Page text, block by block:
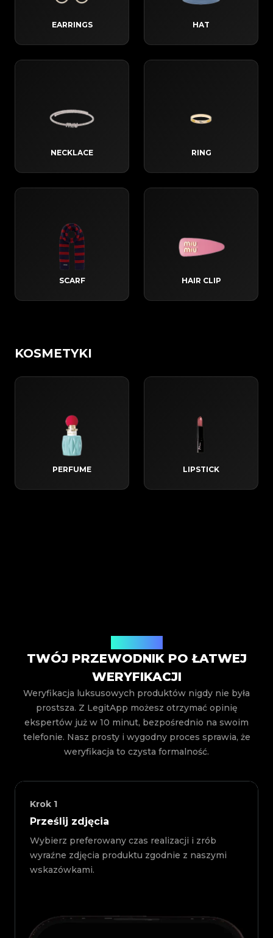
EARRINGS HAT
NECKLACE RING
SCARF HAIR CLIP
KOSMETYKI
PERFUME LIPSTICK
TWÓJ PRZEWODNIK PO ŁATWEJ
WERYFIKACJI
Weryfikacja luksusowych produktów nigdy nie była
prostsza. Z LegitApp możesz otrzymać opinię
ekspertów już w 10 minut, bezpośrednio na swoim
telefonie. Nasz prosty i wygodny proces sprawia, że
weryfikacja to czysta formalność.
Krok 1
Prześlij zdjęcia
Wybierz preferowany czas realizacji i zrób
wyraźne zdjęcia produktu zgodnie z naszymi
wskazówkami.